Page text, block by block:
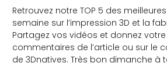
Retrouvez notre TOP 5 des
semaine sur l’impression 3D et la
Partagez vos vidéos et donnez
commentaires de l’article ou sur le
de 3Dnatives. Très bon dimanche à